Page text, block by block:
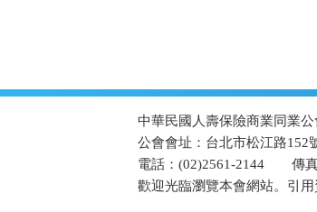
中華民國人壽保險商業同業公
公會會址：台北市松江路152
電話：(02)2561-2144
傳
歡迎光臨瀏覽本會網站。引